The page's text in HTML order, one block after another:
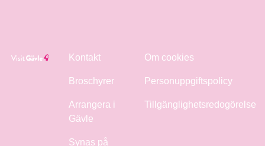
Kontakt
Broschyrer
Arrangera i
Gävle
Synas på
Om cookies
Personuppgiftspolicy
Tillgänglighetsredogörelse